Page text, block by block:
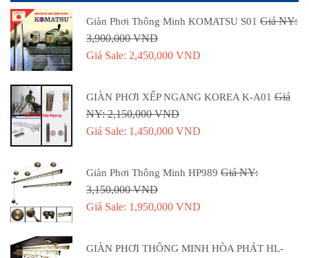
Giàn Phơi Thông Minh KOMATSU S01 Giá NY:
3,900,000 VND
Giá Sale: 2,450,000 VND
GIÀN PHƠI XẾP NGANG KOREA K-A01 Giá
NY: 2,150,000 VND
Giá Sale: 1,450,000 VND
Giàn Phơi Thông Minh HP989 Giá NY:
3,150,000 VND
Giá Sale: 1,950,000 VND
GIÀN PHƠI THÔNG MINH HÒA PHÁT HL-